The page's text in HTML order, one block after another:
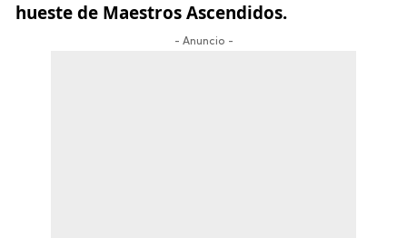
hueste de Maestros Ascendidos.
- Anuncio -